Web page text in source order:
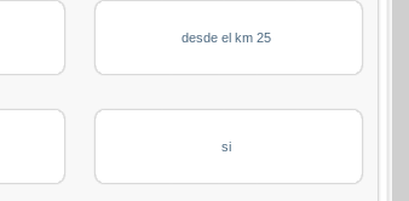
desde el km 25
si